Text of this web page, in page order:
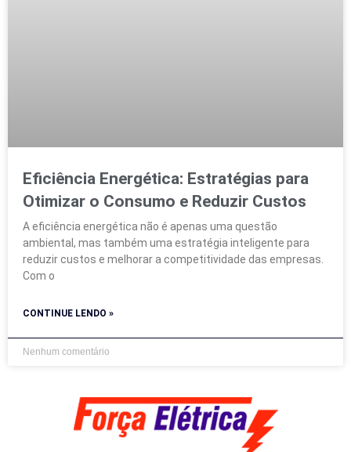
Eficiência Energética: Estratégias para
Otimizar o Consumo e Reduzir Custos
A eficiência energética não é apenas uma questão
ambiental, mas também uma estratégia inteligente para
reduzir custos e melhorar a competitividade das empresas.
Com o
CONTINUE LENDO »
Nenhum comentário